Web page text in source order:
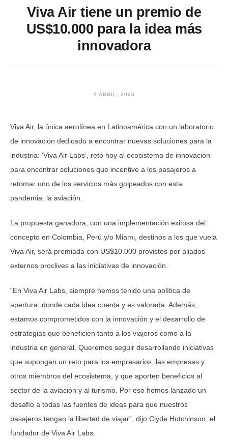
Viva Air tiene un premio de
US$10.000 para la idea más
innovadora
9 ABRIL, 2020
Viva Air, la única aerolínea en Latinoamérica con un laboratorio
de innovación dedicado a encontrar nuevas soluciones para la
industria: ‘Viva Air Labs’, retó hoy al ecosistema de innovación
para encontrar soluciones que incentive a los pasajeros a
retomar uno de los servicios más golpeados con esta
pandemia: la aviación.
La propuesta ganadora, con una implementación exitosa del
concepto en Colombia, Perú y/o Miami, destinos a los que vuela
Viva Air, será premiada con US$10.000 provistos por aliados
externos proclives a las iniciativas de innovación.
“En Viva Air Labs, siempre hemos tenido una política de
apertura, donde cada idea cuenta y es valorada. Además,
estamos comprometidos con la innovación y el desarrollo de
estrategias que beneficien tanto a los viajeros como a la
industria en general. Queremos seguir desarrollando iniciativas
que supongan un reto para los empresarios, las empresas y
otros miembros del ecosistema, y que aporten beneficios al
sector de la aviación y al turismo. Por eso hemos lanzado un
desafío a todas las fuentes de ideas para que nuestros
pasajeros tengan la libertad de viajar”, dijo Clyde Hutchinson, el
fundador de Viva Air Labs.